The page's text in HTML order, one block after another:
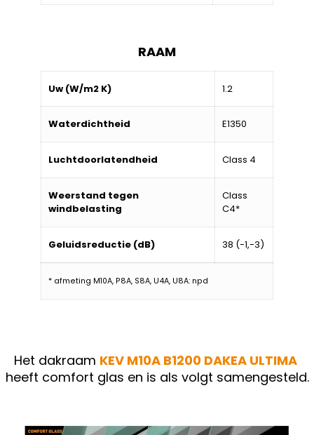
RAAM
Uw (W/m2 K) 1.2
Waterdichtheid E1350
Luchtdoorlatendheid Class 4
Weerstand tegen
windbelasting
Class
C4*
Geluidsreductie (dB) 38 (-1,-3)
* afmeting M10A, P8A, S8A, U4A, U8A: npd
Het dakraam KEV M10A B1200 DAKEA ULTIMA
heeft comfort glas en is als volgt samengesteld.